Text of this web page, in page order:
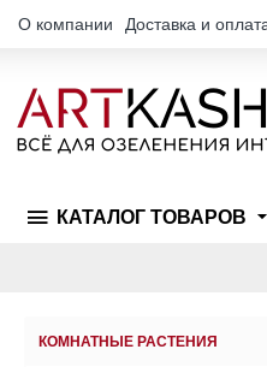
О компании Доставка и
КАТАЛОГ ТОВАРОВ
КОМНАТНЫЕ РАСТЕНИЯ